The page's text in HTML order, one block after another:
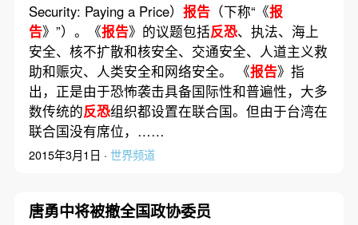
Security: Paying a Price） 报告（下称“《报
告》”）。《报告》的议题包括反恐、执法、海上
安全、核不扩散和核安全、交通安全、人道主义救
助和赈灾、人类安全和网络安全。 《报告》指
出，正是由于恐怖袭击具备国际性和普遍性，大多
数传统的反恐组织都设置在联合国。但由于台湾在
联合国没有席位，……
2015年3月1日 · 世界频道
唐勇中将被撤全国政协委员